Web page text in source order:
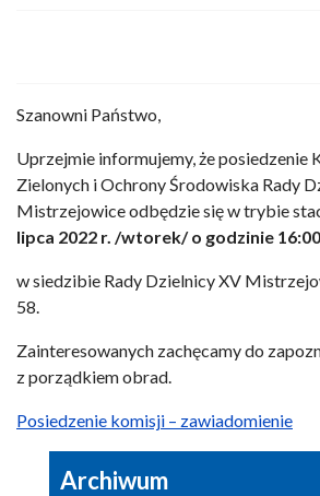
Szanowni Państwo,
Uprzejmie informujemy, że posiedzenie
Zielonych i Ochrony Środowiska Rady
Mistrzejowice odbędzie się w trybie
lipca 2022 r. /wtorek/o godzinie
w siedzibie Rady Dzielnicy XV
58.
Zainteresowanych zachęcamy do
z porządkiem obrad.
Posiedzenie komisji – zawiadomienie
Archiwum